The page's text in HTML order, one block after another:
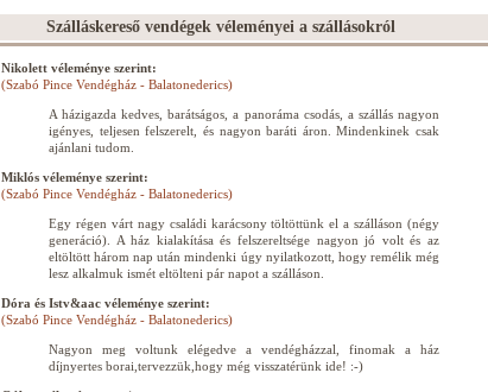
Szálláskereső vendégek véleményei a szállásokról
Nikolett véleménye szerint:
(Szabó Pince Vendégház - Balatonederics)
A házigazda kedves, barátságos, a panoráma csodás, a szállás nagyon
igényes, teljesen felszerelt, és nagyon baráti áron. Mindenkinek csak
ajánlani tudom.
Miklós véleménye szerint:
(Szabó Pince Vendégház - Balatonederics)
Egy régen várt nagy családi karácsony töltöttünk el a szálláson (négy
generáció). A ház kialakítása és felszereltsége nagyon jó volt és az
eltöltött három nap után mindenki úgy nyilatkozott, hogy remélik még
lesz alkalmuk ismét eltölteni pár napot a szálláson.
Dóra és Istv&aac véleménye szerint:
(Szabó Pince Vendégház - Balatonederics)
Nagyon meg voltunk elégedve a vendégházzal, finomak a ház
díjnyertes borai,tervezzük,hogy még visszatérünk ide! :-)